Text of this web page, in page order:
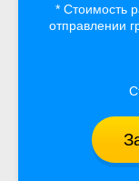
* Стоимость
отправлении